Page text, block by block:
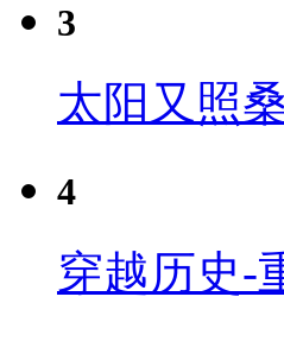
3
太阳又照
4
穿越历史-